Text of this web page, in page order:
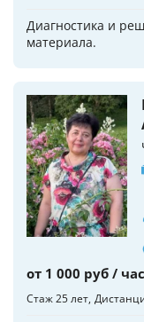
Диагностика и
материала.
от 1 000 руб / час
Стаж 25 лет